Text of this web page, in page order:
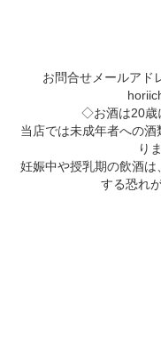
お問合せメールアド
◇お酒は20歳
当店では未成年者への
り
妊娠中や授乳期の飲酒
する恐れ